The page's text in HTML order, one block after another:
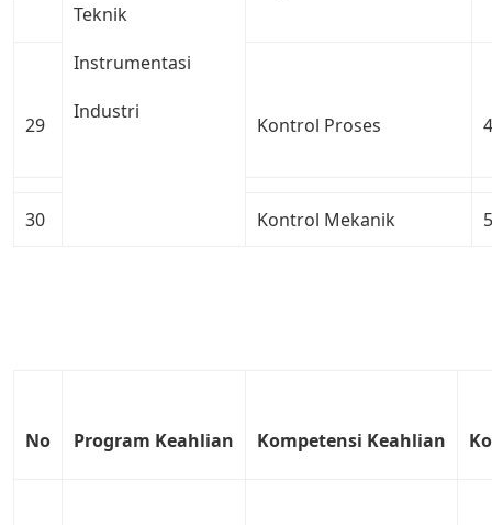
Teknik
Instrumentasi
Industri
29 Kontrol Proses
30 Kontrol Mekanik
No Program Keahlian Kompetensi Keahlian